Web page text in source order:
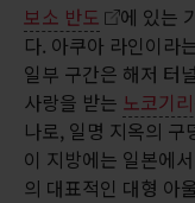
보소 반도
에 있는
다. 아쿠아 라인이라
일부 구간은 해저 터
사랑을 받는 노코기
나로, 일명 지옥의
이 지방에는 일본에
의 대표적인 대형 아